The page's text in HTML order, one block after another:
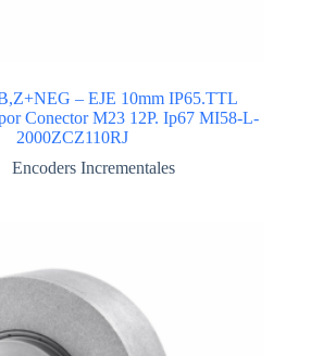
– EJE 10mm IP65.TTL
Conector M23 12P. Ip67 MI58-L-
2000ZCZ110RJ
Encoders Incrementales